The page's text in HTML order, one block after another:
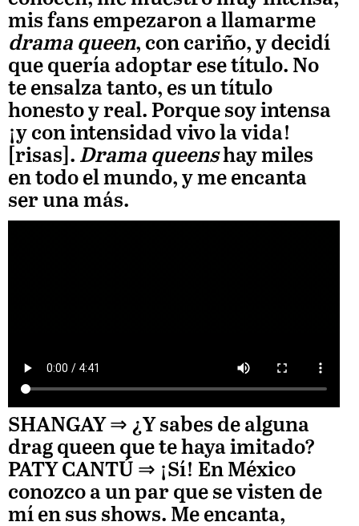
mis fans empezaron a llamarme
drama queen, con cariño, y decidí
que quería adoptar ese título. No
te ensalza tanto, es un título
honesto y real. Porque soy intensa
¡y con intensidad vivo la vida!
[risas]. Drama queenshay miles
en todo el mundo, y me encanta
ser una más.
SHANGAY ⇒ ¿Y sabes de alguna
drag queen que te haya imitado?
PATY CANTÚ ⇒ ¡Sí! En México
conozco a un par que se visten de
mí en sus shows. Me encanta,